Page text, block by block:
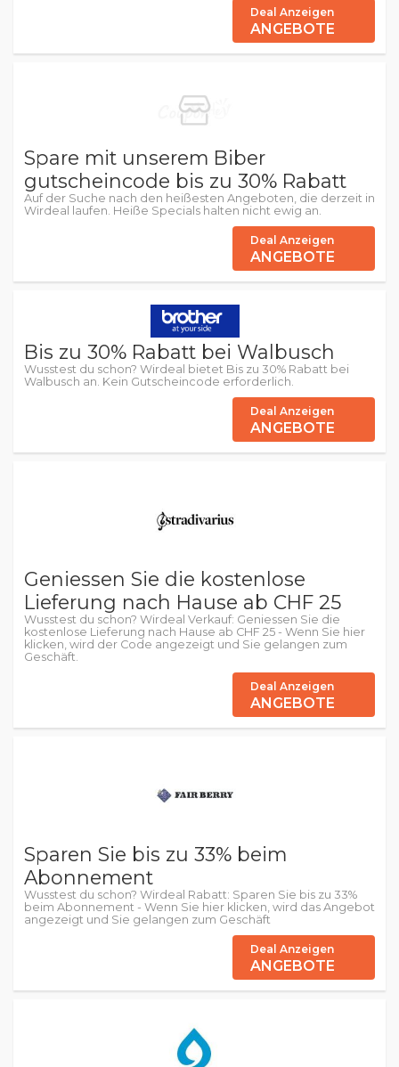
Deal Anzeigen
ANGEBOTE
Spare mit unserem Biber
gutscheincode bis zu 30% Rabatt
Auf der Suche nach den heißesten Angeboten, die derzeit in
Wirdeal laufen. Heiße Specials halten nicht ewig an.
Deal Anzeigen
ANGEBOTE
Bis zu 30% Rabatt bei Walbusch
Wusstest du schon? Wirdeal bietet Bis zu 30% Rabatt bei
Walbusch an. Kein Gutscheincode erforderlich.
Deal Anzeigen
ANGEBOTE
Geniessen Sie die kostenlose
Lieferung nach Hause ab CHF 25
Wusstest du schon? Wirdeal Verkauf: Geniessen Sie die
kostenlose Lieferung nach Hause ab CHF 25 - Wenn Sie hier
klicken, wird der Code angezeigt und Sie gelangen zum
Geschäft.
Deal Anzeigen
ANGEBOTE
Sparen Sie bis zu 33% beim
Abonnement
Wusstest du schon? Wirdeal Rabatt: Sparen Sie bis zu 33%
beim Abonnement - Wenn Sie hier klicken, wird das Angebot
angezeigt und Sie gelangen zum Geschäft
Deal Anzeigen
ANGEBOTE